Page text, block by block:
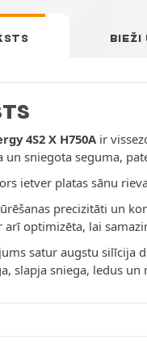
BIEŽI
4S2 X H750A ir
un sniegota seguma,
ietver platas sānu
precizitāti un
arī optimizēta, lai
satur augstu silīcija
slapja sniega, ledus